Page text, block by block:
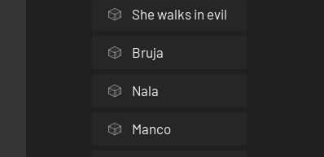
She walks in evil
Bruja
Nala
Manco